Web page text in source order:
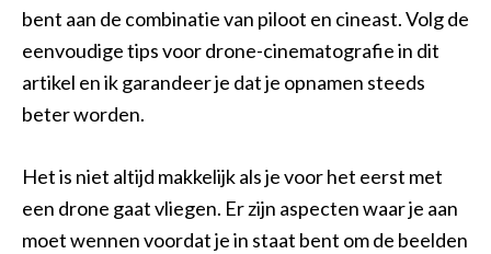
bent aan de combinatie van piloot en cineast. Volg de
eenvoudige tips voor drone-cinematografie in dit
artikel en ik garandeer je dat je opnamen steeds
beter worden.
Het is niet altijd makkelijk als je voor het eerst met
een drone gaat vliegen. Er zijn aspecten waar je aan
moet wennen voordat je in staat bent om de beelden